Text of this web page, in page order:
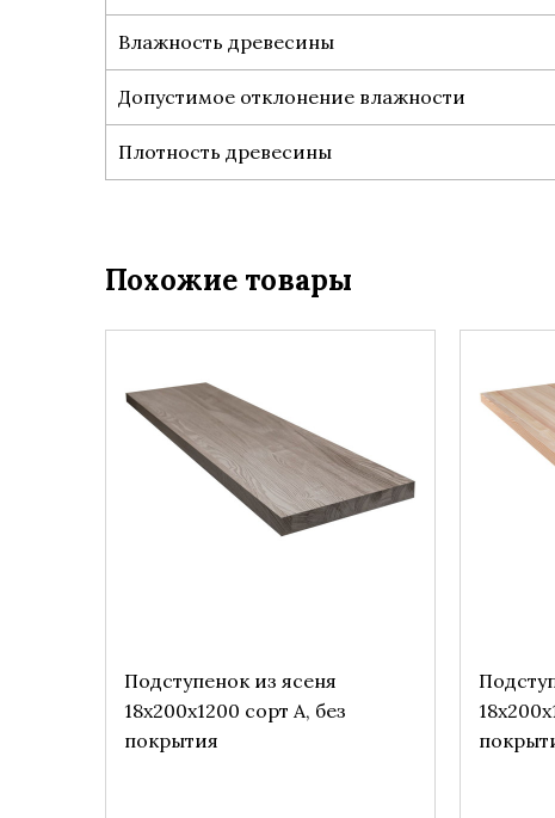
Влажность древесины
Допустимое отклонение влажности
Плотность древесины
Похожие товары
Подступенок из ясеня
18x200x1200 сорт А, без
покрытия